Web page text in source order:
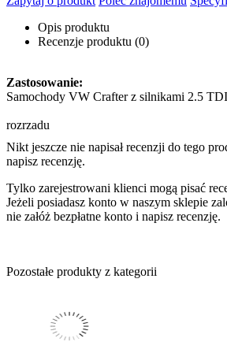
Opis produktu
Recenzje produktu (0)
Zastosowanie:
Samochody VW Crafter z silnikami 2.5 TDI
rozrzadu
Nikt jeszcze nie napisał recenzji do tego
napisz recenzję.
Tylko zarejestrowani klienci mogą pisać
Jeżeli posiadasz konto w naszym sklepie
nie załóż bezpłatne konto i napisz recenzję.
Pozostałe produkty z kategorii